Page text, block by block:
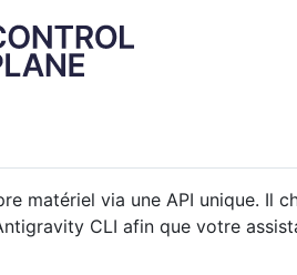
matériel via une API unique. Il
CLI afin que votre